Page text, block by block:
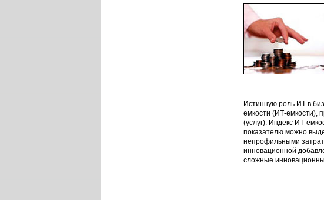
Истинную роль ИТ в
емкости (ИТ-емкости),
(услуг). Индекс ИТ-
показателю можно
непрофильными
инновационной
сложные